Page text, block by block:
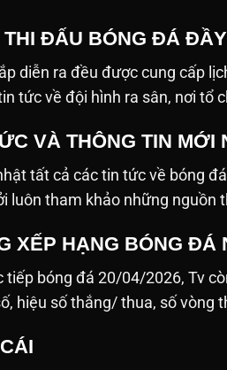
THI ĐẤU BÓNG ĐÁ
diễn ra đều được cung cấp
tức về đội hình ra sân, nơi
VÀ THÔNG TIN MỚI
tất cả các tin tức về bóng
luôn tham khảo những nguồn
XẾP HẠNG BÓNG ĐÁ
tiếp bóng đá 20/04/2026, Tv
hiệu số thắng/ thua, số vòng